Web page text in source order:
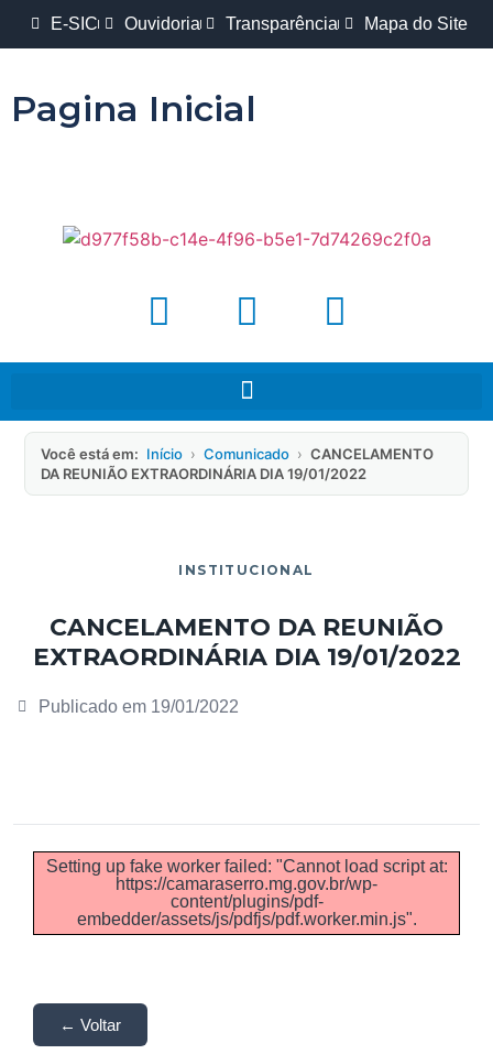
E-SIC Ouvidoria Transparência Mapa do Site
Pagina Inicial
Você está em: Início › Comunicado › CANCELAMENTO
DA REUNIÃO EXTRAORDINÁRIA DIA 19/01/2022
INSTITUCIONAL
CANCELAMENTO DA REUNIÃO
EXTRAORDINÁRIA DIA 19/01/2022
Publicado em 19/01/2022
Setting up fake worker failed: "Cannot load script at:
https://camaraserro.mg.gov.br/wp-
content/plugins/pdf-
embedder/assets/js/pdfjs/pdf.worker.min.js".
← Voltar